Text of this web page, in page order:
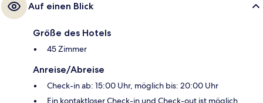
Auf einen Blick
Größe des Hotels
45 Zimmer
Anreise/Abreise
Check-in ab: 15:00 Uhr, möglich bis: 20:00 Uhr
Ein kontaktloser Check-in und Check-out ist möglich